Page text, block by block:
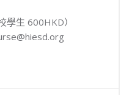
學生 600HKD）